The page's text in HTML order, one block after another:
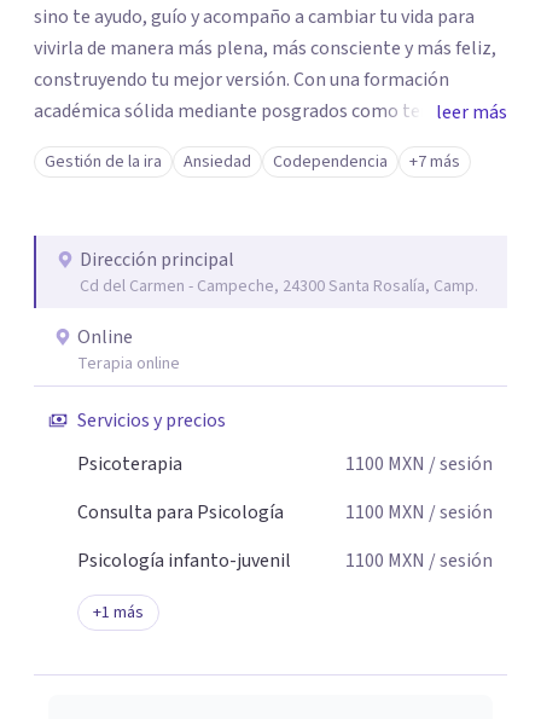
sino te ayudo, guío y acompaño a cambiar tu vida para
vivirla de manera más plena, más consciente y más feliz,
construyendo tu mejor versión. Con una formación
académica sólida mediante posgrados como terapeuta
breve, familiar e infantil, así como con respaldo
profesional y experiencia clínica de más de 26 años y
auténtica y comunicación clara y directa para darte
seguridad emocional y una dirección firme de tu proceso
de cambio.
leer más
Gestión de la ira Ansiedad Codependencia +7 más
Dirección principal
Cd del Carmen - Campeche, 24300 Santa Rosalía, Camp.
Online
Terapia online
Servicios y precios
Psicoterapia
1100 MXN / sesión
Consulta para Psicología
1100 MXN / sesión
Psicología infanto-juvenil
1100 MXN / sesión
+1 más